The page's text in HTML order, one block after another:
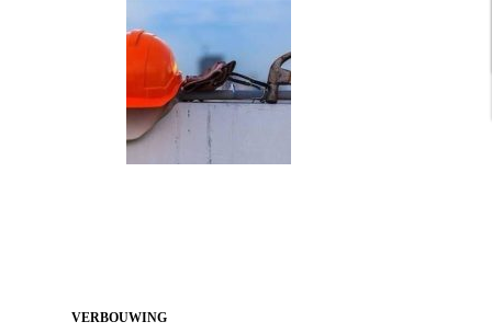
VERBOUWING